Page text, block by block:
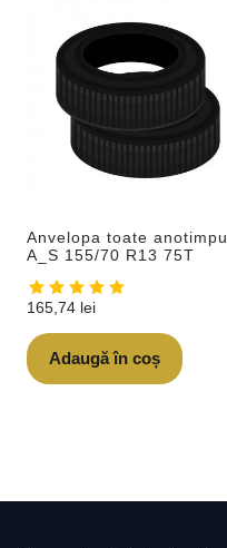
Anvelopa toate
A_S 155/70 R13 75T
165,74 lei
Adaugă în coș